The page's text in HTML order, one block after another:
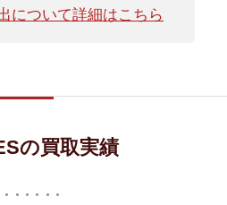
について詳細はこちら
の買取実績